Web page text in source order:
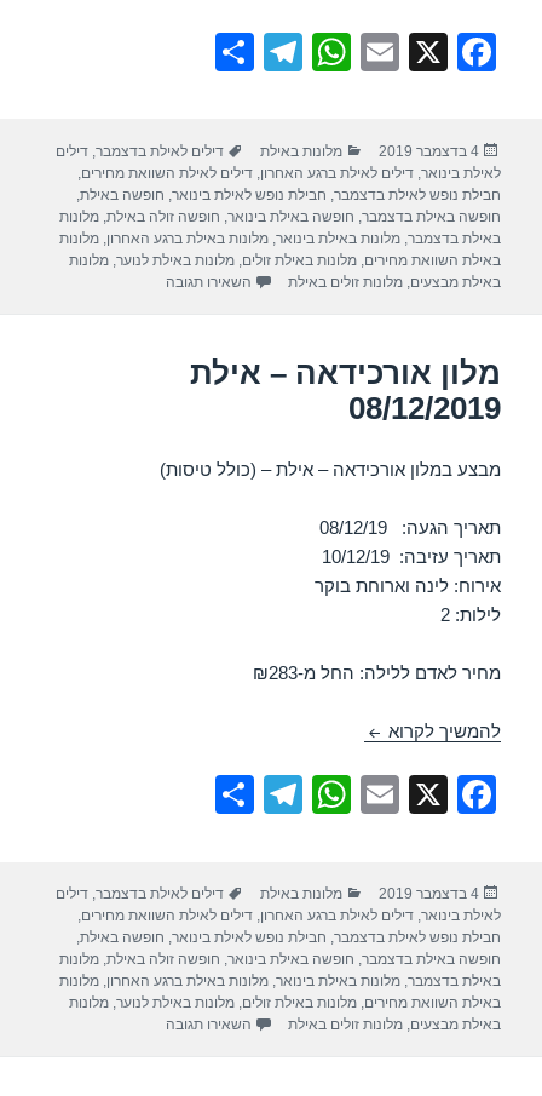
F
e
b
o
o
X
E
W
s
A
p
p
T
gr
a
m
e
פורסם
בתאריך
4 בדצמבר 2019 קטגוריות
מלונות באילת תגיות
דילים לאילת בדצמבר ,דילים
לאילת בינואר ,דילים לאילת ברגע האחרון ,דילים לאילת השוואת מחירים
חבילת נופש לאילת בדצמבר חבילת נופש לאילת בינואר חופשה באילת
חופשה באילת בדצמבר חופשה באילת בינואר חופשה זולה באילת ,מלונות
באילת בדצמבר ,מלונות באילת בינואר ,מלונות באילת ברגע האחרון ,מלונות
באילת השוואת מחירים ,מלונות באילת זולים ,מלונות באילת לנוער ,מלונות
באילת מבצעים ,מלונות זולים באילת השאירו תגובה
מלון אורכידאה – אילת
08/12/2019
מבצע במלון אורכידאה – אילת – (כולל טיסות)
תאריך הגעה: 08/12/19
תאריך עזיבה: 10/12/19
אירוח: לינה וארוחת בוקר
לילות: 2
מחיר לאדם ללילה: החל מ-₪283
להמשיך לקרוא מלון אורכידאה – אילת 08/12/2019
F
e
b
o
o
X
E
W
s
A
p
p
T
gr
a
m
e
פורסם
בתאריך
4 בדצמבר 2019 קטגוריות
מלונות באילת תגיות
דילים לאילת בדצמבר,דילים
לאילת בינואר,דילים לאילת ברגע האחרון,דילים לאילת השוואת מחירים,
חבילת נופש לאילת בדצמבר, חבילת נופש לאילת בינואר, חופשה באילת,
חופשה באילת בדצמבר, חופשה באילת בינואר, חופשה זולה באילת,מלונות
באילת בדצמבר,מלונות באילת בינואר,מלונות באילת ברגע האחרון,מלונות
באילת השוואת מחירים,מלונות באילת זולים,מלונות באילת לנוער,מלונות
באילת מבצעים,מלונות זולים באילת השאירו תגובה